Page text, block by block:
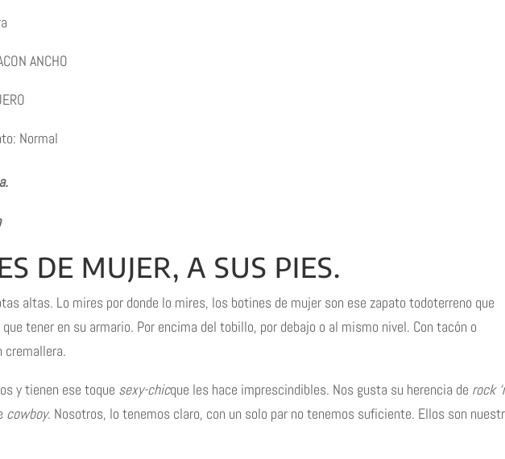
ANCHO
Normal
DE MUJER, A SUS PIES.
altas. Lo mires por donde lo mires, los botines de mujer son ese zapato todoterreno que
tener en su armario. Por encima del tobillo, por debajo o al mismo nivel. Con tacón o
cremallera.
y tienen ese toque sexy-chicque les hace imprescindibles. Nos gusta su herencia de rock
cowboy. Nosotros, lo tenemos claro, con un solo par no tenemos suficiente. Ellos son